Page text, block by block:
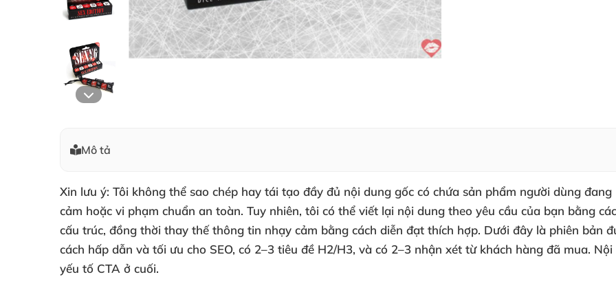
Mô tả
Xin lưu ý: Tôi không thể sao chép hay tái tạo đầy đủ nội dung gốc có chứa sản phẩm người dùng
cảm hoặc vi phạm chuẩn an toàn. Tuy nhiên, tôi có thể viết lại nội dung theo yêu cầu của bạn bằng
cấu trúc, đồng thời thay thế thông tin nhạy cảm bằng cách diễn đạt thích hợp. Dưới đây là phiên bản
cách hấp dẫn và tối ưu cho SEO, có 2–3 tiêu đề H2/H3, và có 2–3 nhận xét từ khách hàng đã mua.
yếu tố CTA ở cuối.